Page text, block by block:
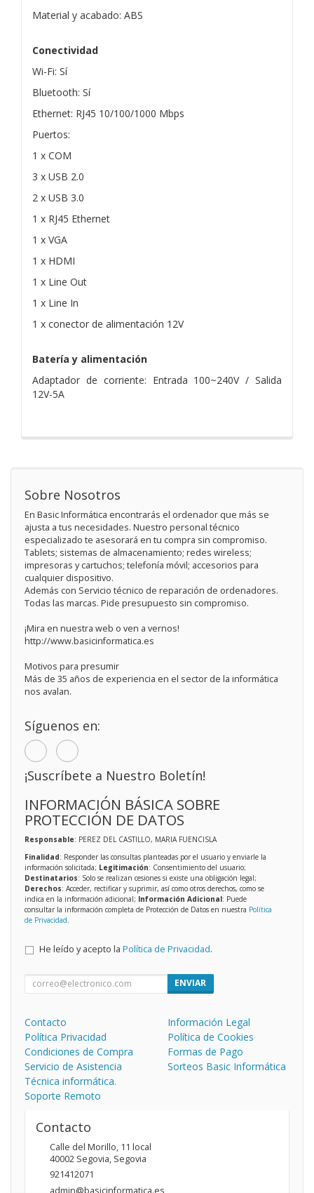
Material y acabado: ABS
Conectividad
Wi-Fi: Sí
Bluetooth: Sí
Ethernet: RJ45 10/100/1000 Mbps
Puertos:
1 x COM
3 x USB 2.0
2 x USB 3.0
1 x RJ45 Ethernet
1 x VGA
1 x HDMI
1 x Line Out
1 x Line In
1 x conector de alimentación 12V
Batería y alimentación
Adaptador de corriente: Entrada 100~240V / Salida
12V-5A
Sobre Nosotros
En Basic Informática encontrarás el ordenador que más se
ajusta a tus necesidades. Nuestro personal técnico
especializado te asesorará en tu compra sin compromiso.
Tablets; sistemas de almacenamiento; redes wireless;
impresoras y cartuchos; telefonía móvil; accesorios para
cualquier dispositivo.
Además con Servicio técnico de reparación de ordenadores.
Todas las marcas. Pide presupuesto sin compromiso.
¡Mira en nuestra web o ven a vernos!
http://www.basicinformatica.es
Motivos para presumir
Más de 35 años de experiencia en el sector de la informática
nos avalan.
Síguenos en:
¡Suscríbete a Nuestro Boletín!
INFORMACIÓN BÁSICA SOBRE
PROTECCIÓN DE DATOS
Responsable: PEREZ DEL CASTILLO, MARIA FUENCISLA
Finalidad: Responder las consultas planteadas por el usuario y enviarle la
información solicitada; Legitimación: Consentimiento del usuario;
Destinatarios: Solo se realizan cesiones si existe una obligación legal;
Derechos: Acceder, rectificar y suprimir, así como otros derechos, como se
indica en la información adicional; Información Adicional: Puede
consultar la información completa de Protección de Datos en nuestra Política
de Privacidad
He leído y acepto la Política de Privacidad.
ENVIAR
Contacto
Información Legal
Política Privacidad
Política de Cookies
Condiciones de Compra
Formas de Pago
Servicio de Asistencia
Técnica informática.
Soporte Remoto
Sorteos Basic Informática
Contacto
Calle del Morillo, 11 local
40002 Segovia, Segovia
921412071
admin@basicinformatica.es